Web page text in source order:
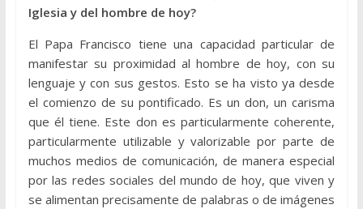
Iglesia y del hombre de hoy?
El Papa Francisco tiene una capacidad particular de
manifestar su proximidad al hombre de hoy, con su
lenguaje y con sus gestos. Esto se ha visto ya desde
el comienzo de su pontificado. Es un don, un carisma
que él tiene. Este don es particularmente coherente,
particularmente utilizable y valorizable por parte de
muchos medios de comunicación, de manera especial
por las redes sociales del mundo de hoy, que viven y
se alimentan precisamente de palabras o de imágenes